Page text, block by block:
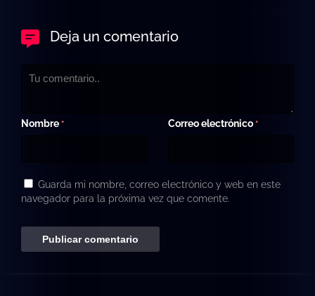
Deja un comentario
Nombre * Correo electrónico *
Guarda mi nombre, correo electrónico y web en este
navegador para la próxima vez que comente.